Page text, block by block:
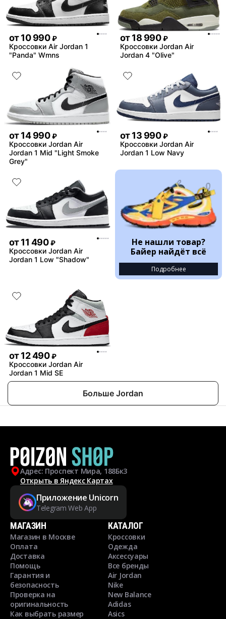
от10 990 ₽
Кроссовки Air Jordan 1
"Panda" Wmns
от18 990 ₽
Кроссовки Jordan Air
Jordan 4 "Olive"
от14 990 ₽
Кроссовки Jordan Air
Jordan 1 Mid "Light Smoke
Grey"
от13 990 ₽
Кроссовки Jordan Air
Jordan 1 Low Navy
от11 490 ₽
Кроссовки Jordan Air
Jordan 1 Low "Shadow"
Не нашли товар?
Байер найдёт всё
Подробнее
от12 490 ₽
Кроссовки Jordan Air
Jordan 1 Mid SE
Больше Jordan
Адрес: Проспект Мира, 188Бк3
Открыть в Яндекс Картах
Приложение Unicorn
Telegram Web App
МАГАЗИН
Магазин в Москве
Оплата
Доставка
Помощь
Гарантия и
безопасность
Проверка на
оригинальность
Как выбрать размер
КАТАЛОГ
Кроссовки
Одежда
Аксессуары
Все бренды
Air Jordan
Nike
New Balance
Adidas
Asics